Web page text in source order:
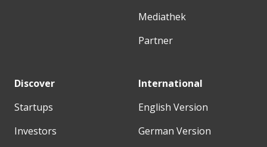
Mediathek
Partner
Discover
Startups
Investors
International
English Version
German Version